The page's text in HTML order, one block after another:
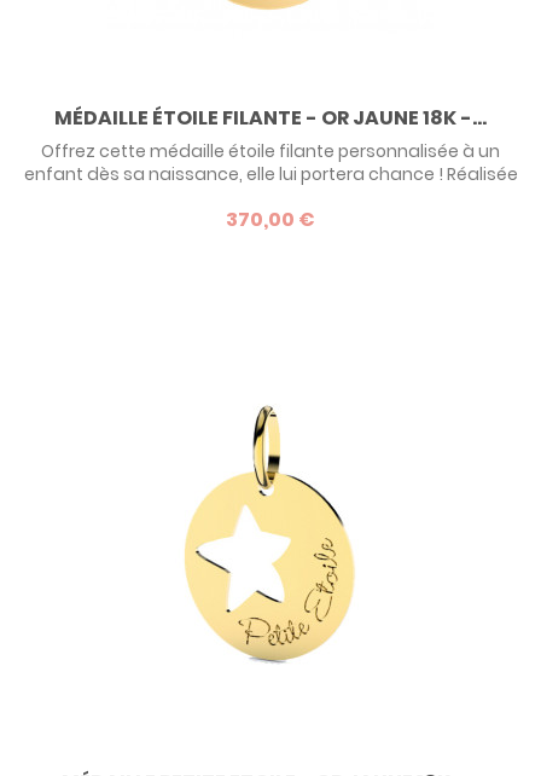
MÉDAILLE ÉTOILE FILANTE - OR JAUNE 18K -...
Offrez cette médaille étoile filante personnalisée à un
enfant dès sa naissance, elle lui portera chance ! Réalisée
médaille allie la tradition à la modernité. Personnalisable
370,00 €